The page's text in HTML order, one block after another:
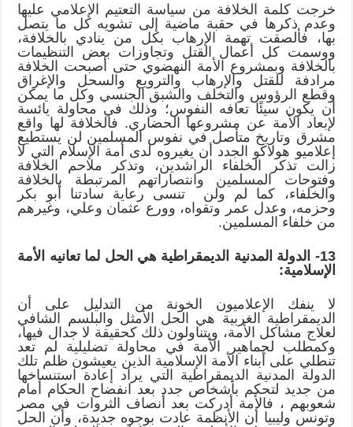
خرجت كلمة الخلافة من سياسة التعتيم الإعلامي عليها
وعدم ذكرها في حقبة ماضية إلى تشويه كل ما يتصل
بها، فألصقت تهمة الإرهاب بكل من ينادي بالخلافة،
ووسمت كل أعمال القتل وتجاوزات بعض التنظيمات
بالخلافة وبمشروع الأمة النهضوي حتى أصبحت الخلافة
مرادفة للقتل والإرهاب والترويع والسحل والإغراق
وقطع الرؤوس والتخلف والشبق الجنسي وكل ما يمكن
أن يكون سيئًا تعافه النفوس؛ وذلك في محاولة يائسة
لإبعاد الأمة عن مشروعها الحضاري. فالخلافة لها واقع
مشرق وتاريخ متأصل في نفوس المسلمين لن يستطيع
إعلاميو هولاكو الجدد أن يغيروه لدى أمة الإسلام التي لا
زالت تذكر الخلفاء الراشدين، وتذكر ملاحم الخلافة
وفتوحات المسلمين وانتصاراتهم المرتبطة بالخلافة
والخلفاء، كما لم ولن تنسى رعاية سادتنا أبو بكر
وحزمه، وعدل عمر وتقواه، وورع عثمان وعلي، وغيرهم
من خلفاء المسلمين.
13- الدولة المدنية الديمقراطية هي الحل لما تعانيه الأمة
الإسلامية:
لا ينفك الإعلاميون الخونة من التدليل على أن
الديمقراطية الغربية هي الحل الأمثل والبلسم الشافي
لعلاج مشاكل الأمة، ويتناولون ذلك كحقيقة لا جدال فيها،
وكمطلب لجماهير الأمة في محاولة تضليلية لم تعد
تنطلي على أبناء الأمة الإسلامية الذين يعيشون ظلم تلك
الدولة المدنية الديمقراطية التي يراد إعادة استنساخها
من جديد لتحكم بأشخاص جدد بعد انفضاح الحكام أمام
شعوبهم ، فالأمة أدركت بعد أنصاف الثروات في مصر
وتونس وليبيا أن الأنظمة عادت بوجوه جديدة، وأن الحل